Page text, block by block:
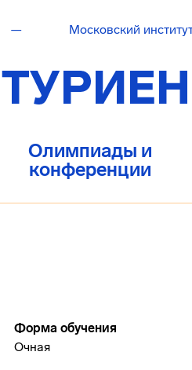
— Московский
Олимпиады и
конференции
Форма обучения
Очная